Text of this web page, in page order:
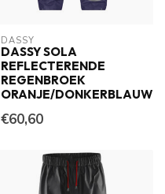
DASSY
DASSY SOLA
REFLECTERENDE
REGENBROEK
ORANJE/DONKERBLAUW
€60,60